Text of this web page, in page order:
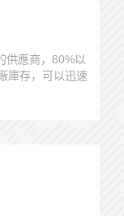
供應商，80%以
庫存，可以迅速